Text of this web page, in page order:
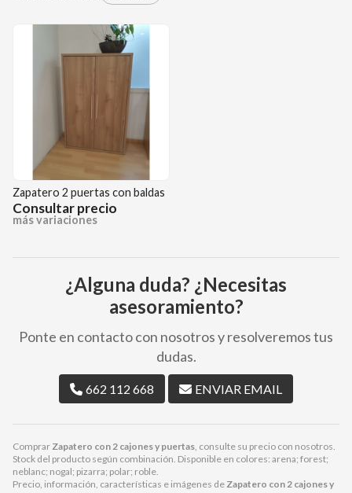
Comprar Zapatero con 2 cajones y puertas , consulte su precio con nosotros.
Stock del producto según combinación. Disponible en colores: arena; forest;
neblanc; nogal; pizarra; polar; roble.
Precio, información, características e imágenes de Zapatero con 2 cajones y
Zapatero 2 puertas con baldas
Consultar precio
más variaciones
¿Alguna duda? ¿Necesitas
asesoramiento?
Ponte en contacto con nosotros y resolveremos tus
dudas.
662 112 668 ENVIAR EMAIL